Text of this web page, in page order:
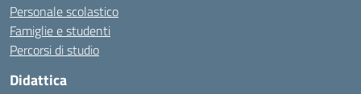
Personale scolastico
Famiglie e studenti
Percorsi di studio
Didattica